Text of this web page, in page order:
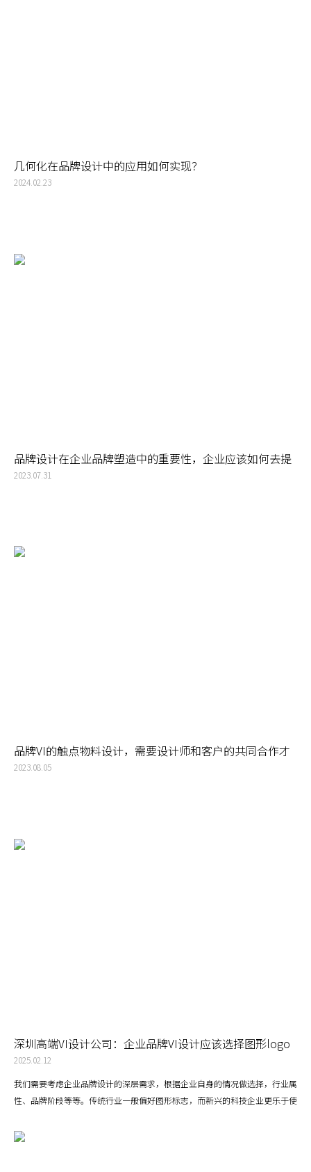
几何化在品牌设计中的应用如何实现？
2024.02.23
品牌设计在企业品牌塑造中的重要性，企业应该如何去提
升品牌竞争力
2023.07.31
品牌VI的触点物料设计，需要设计师和客户的共同合作才
能真正做好
2023.08.05
深圳高端VI设计公司：企业品牌VI设计应该选择图形logo
还是字体logo？
2025.02.12
我们需要考虑企业品牌设计的深层需求，根据企业自身的情况做选择，行业属
性、品牌阶段等等。传统行业一般偏好图形标志，而新兴的科技企业更乐于使
更有视觉冲击力的图形logo设计，而成熟的知名企业会选择简化图形logo甚